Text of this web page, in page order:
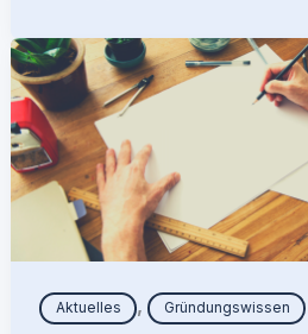
Aktuelles , Gründungswissen